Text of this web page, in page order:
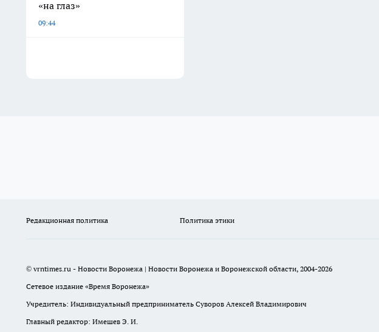
«на глаз»
09:44
Редакционная политика Политика этики
© vrntimes.ru - Новости Воронежа | Новости Воронежа и Воронежской области, 2004-2026
Сетевое издание «Время Воронежа»
Учредитель: Индивидуальный предприниматель Суворов Алексей Владимирович
Главный редактор: Имешев Э. И.